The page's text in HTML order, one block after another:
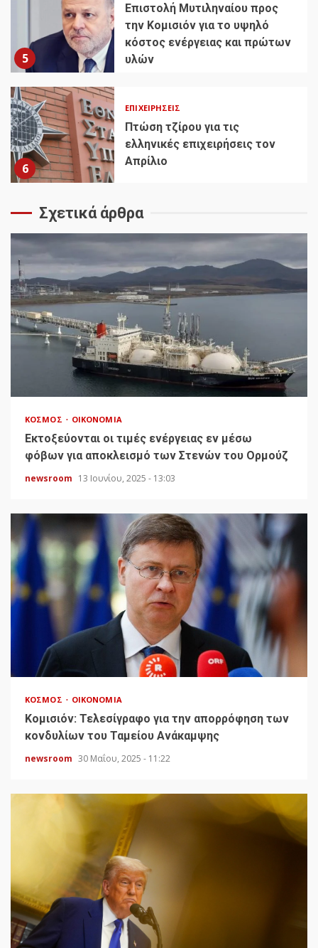
5
Επιστολή Μυτιληναίου προς
την Κομισιόν για το υψηλό
κόστος ενέργειας και πρώτων
υλών
6
ΕΠΙΧΕΙΡΉΣΕΙΣ
Πτώση τζίρου για τις
ελληνικές επιχειρήσεις τον
Απρίλιο
Σχετικά άρθρα
ΚΌΣΜΟΣ ΟΙΚΟΝΟΜΊΑ
Εκτοξεύονται οι τιμές ενέργειας εν μέσω
φόβων για αποκλεισμό των Στενών του Ορμούζ
newsroom 13 Ιουνίου, 2025 - 13:03
ΚΌΣΜΟΣ ΟΙΚΟΝΟΜΊΑ
Κομισιόν: Τελεσίγραφο για την απορρόφηση των
κονδυλίων του Ταμείου Ανάκαμψης
newsroom 30 Μαΐου, 2025 - 11:22